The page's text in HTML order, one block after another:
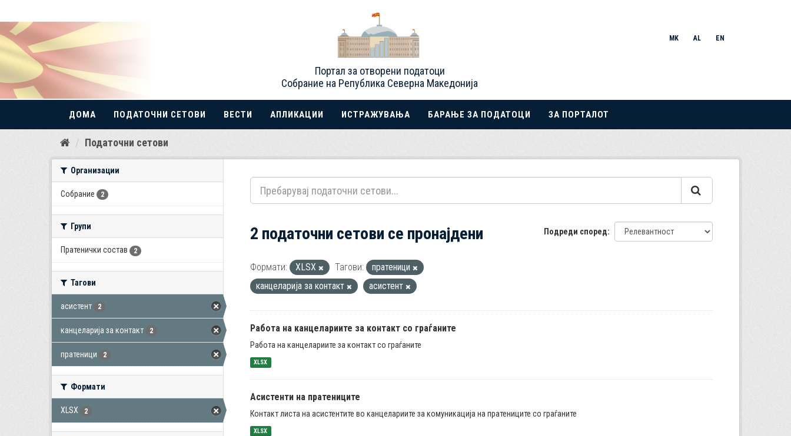
Прескокнете
Портал за отворени податоци
Собрание на Република Северна Македонија
MK AL EN
ДОМА ПОДАТОЧНИ СЕТОВИ ВЕСТИ АПЛИКАЦИИ ИСТРАЖУВАЊА БАРАЊЕ ЗА ПОДАТОЦИ ЗА ПОРТАЛОТ
Податочни сетови
Организации
Собрание 2
Групи
Пратенички состав 2
Тагови
асистент 2
канцеларија за контакт 2
пратеници 2
Формати
XLSX 2
Подреди според
2 податочни сетови се пронајдени
Формати: XLSX Тагови:
пратеници
канцеларија за контакт
асистент
Работа на канцелариите за контакт со граѓаните
Работа на канцелариите за контакт со граѓаните
XLSX
Асистенти на пратениците
Контакт листа на асистентите во канцелариите за комуникација на пратениците со граѓаните
XLSX